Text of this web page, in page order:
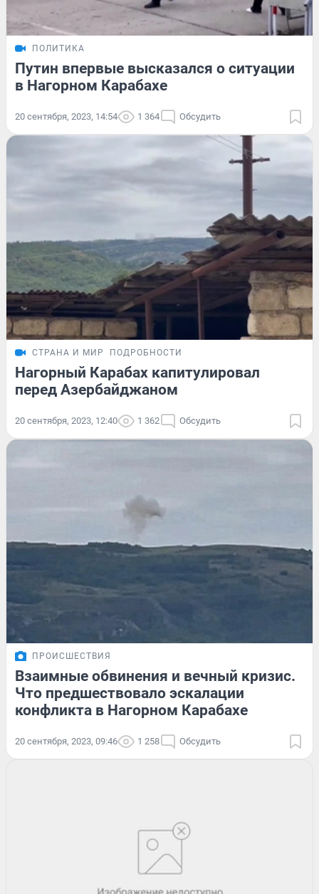
ПОЛИТИКА
Путин впервые высказался о ситуации
в Нагорном Карабахе
20 сентября, 2023, 14:54 1 364 Обсудить
СТРАНА И МИР ПОДРОБНОСТИ
Нагорный Карабах капитулировал
перед Азербайджаном
20 сентября, 2023, 12:40 1 362 Обсудить
ПРОИСШЕСТВИЯ
Взаимные обвинения и вечный кризис.
Что предшествовало эскалации
конфликта в Нагорном Карабахе
20 сентября, 2023, 09:46 1 258 Обсудить